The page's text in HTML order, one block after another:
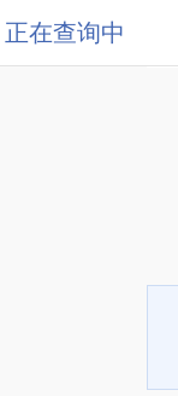
正在查询中